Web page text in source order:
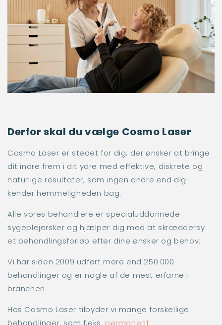
Derfor skal du vælge Cosmo Laser
Cosmo Laser er stedet for dig, der ønsker at bringe
dit indre frem i dit ydre med effektive, diskrete og
naturlige resultater, som ingen andre end dig
kender hemmeligheden bag.
Alle vores behandlere er specialuddannede
sygeplejersker og hjælper dig med at skræddersy
et behandlingsforløb efter dine ønsker og behov.
Vi har siden 2009 udført mere end 250.000
behandlinger og er nogle af de mest erfarne i
branchen.
Hos Cosmo Laser tilbyder vi mange forskellige
behandlinger, som f.eks. permanent